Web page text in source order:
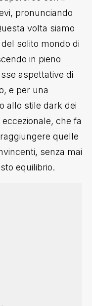
pronunciando
volta siamo
solito mondo di
in pieno
aspettative di
e per una
allo stile dark dei
che fa
quelle
senza mai
equilibrio.